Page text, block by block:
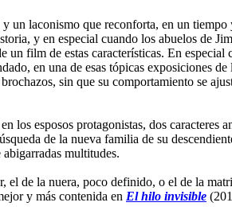
un laconismo que reconforta, en un
y en especial cuando los abuelos de
film de estas características. En
en una de esas tópicas exposiciones
sin que su comportamiento se
los esposos protagonistas, dos caracteres
de la nueva familia de su
multitudes.
de la nuera, poco definido, o el de la
y más contenida en El hilo invisible